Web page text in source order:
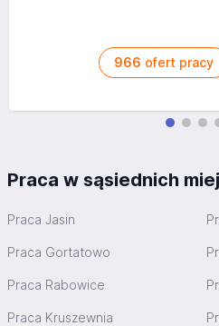
966 ofert pracy
Praca w sąsiednich
Praca Jasin
Praca Gortatowo
Praca Rabowice
Praca Kruszewnia